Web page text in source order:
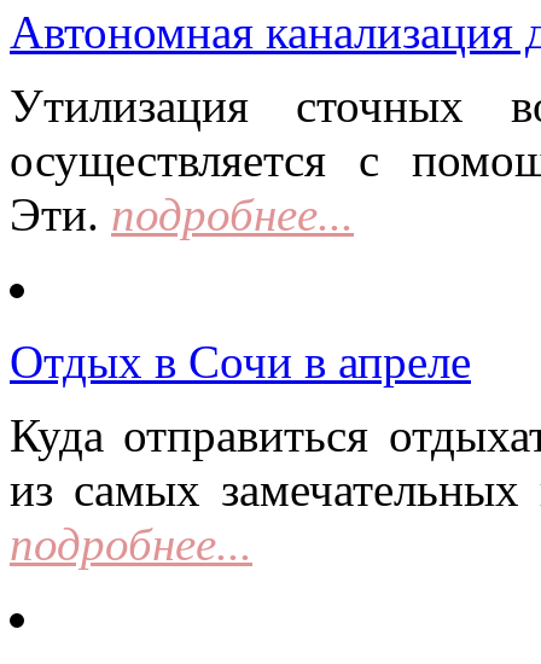
Автономная канализация
Утилизация сточных
осуществляется с
Эти. подробнее...
Отдых в Сочи в апреле
Куда отправиться
из самых замечательных
подробнее...